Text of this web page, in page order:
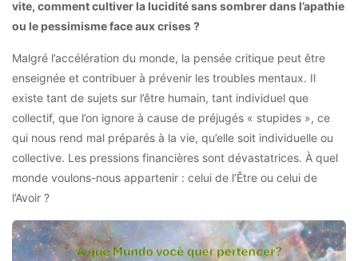
vite, comment cultiver la lucidité sans sombrer dans l’apathie
ou le pessimisme face aux crises ?
Malgré l’accélération du monde, la pensée critique peut être
enseignée et contribuer à prévenir les troubles mentaux. Il
existe tant de sujets sur l’être humain, tant individuel que
collectif, que l’on ignore à cause de préjugés « stupides », ce
qui nous rend mal préparés à la vie, qu’elle soit individuelle ou
collective. Les pressions financières sont dévastatrices. À quel
monde voulons-nous appartenir : celui de l’Être ou celui de
l’Avoir ?